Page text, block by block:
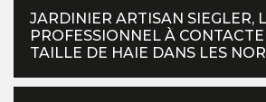
JARDINIER ARTISAN SIEGLER,
PROFESSIONNEL À
TAILLE DE HAIE DANS LES